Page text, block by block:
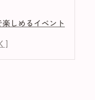
しめるイベント